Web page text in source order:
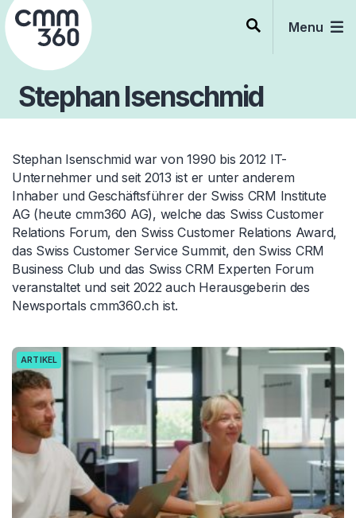
Skip
to
content
Menu
Stephan Isenschmid
Stephan Isenschmid war von 1990 bis 2012 IT-
Unternehmer und seit 2013 ist er unter anderem
Inhaber und Geschäftsführer der Swiss CRM Institute
AG (heute cmm360 AG), welche das Swiss Customer
Relations Forum, den Swiss Customer Relations Award,
das Swiss Customer Service Summit, den Swiss CRM
Business Club und das Swiss CRM Experten Forum
veranstaltet und seit 2022 auch Herausgeberin des
Newsportals cmm360.ch ist.
ARTIKEL